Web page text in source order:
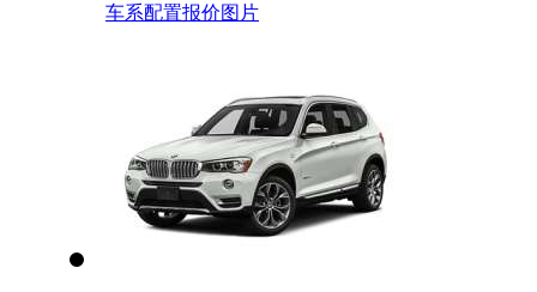
车系配置报价图片